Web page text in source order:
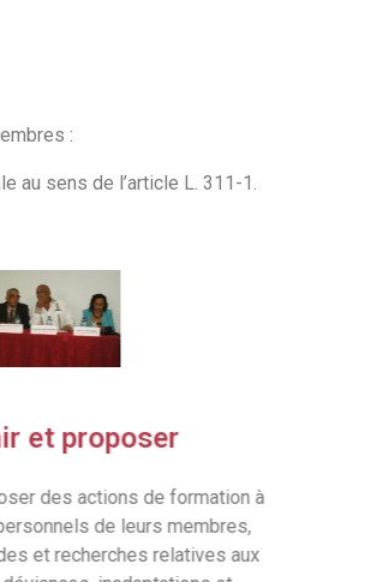
:
au sens de l’article L. 311-1.
Définir et proposer
ou proposer des actions de formation à
des personnels de leurs membres,
que des études et recherches relatives aux